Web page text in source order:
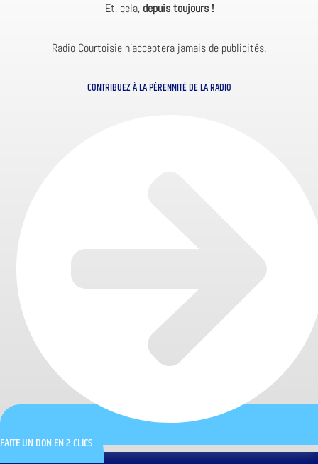
Et, cela, depuis toujours !
Radio Courtoisie n’acceptera jamais de publicités.
CONTRIBUEZ À LA PÉRENNITÉ DE LA RADIO
FAITE UN DON EN 2 CLICS